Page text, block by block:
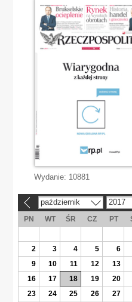
Wydanie: 10881
październik 2017
PN WT ŚR CZ PT
2
3 4 5 6
9
10 11 12 13
16
17 18 19 20
23
24 25 26 27